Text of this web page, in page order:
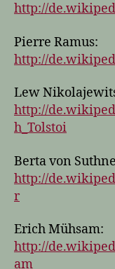
http://
Pierre Ramus:
http://
Lew
http://
h_Tolstoi
Berta von
http://
r
Erich Mühsam:
http://
am